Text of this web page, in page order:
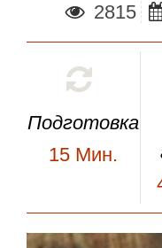
2815
Подготовка
15 Мин.